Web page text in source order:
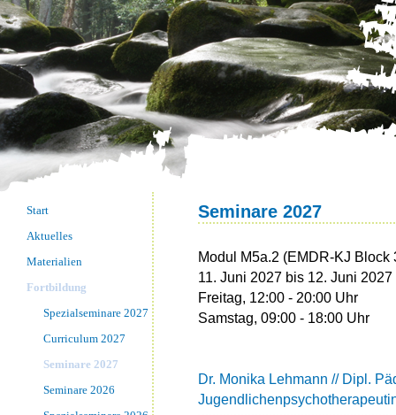
Seminare 2027
Modul M5a.2 (EMDR-KJ Block
11. Juni 2027 bis 12. Juni 2027
Freitag, 12:00 - 20:00 Uhr
Samstag, 09:00 - 18:00 Uhr
Dr. Monika Lehmann // Dipl.
Start
Aktuelles
Materialien
Fortbildung
Spezialseminare 2027
Curriculum 2027
Seminare 2027
Seminare 2026